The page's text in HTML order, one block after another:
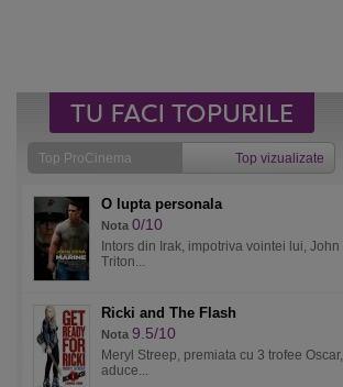
Top ProCinema Top vizualizate
O lupta personala
Nota 0/10
Intors din Irak, impotriva vointei lui, John
Triton...
Ricki and The Flash
Nota 9.5/10
Meryl Streep, premiata cu 3 trofee Oscar,
aduce...